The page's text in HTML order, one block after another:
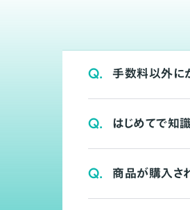
Q. 手数料以外に
Q. はじめてで知
Q. 商品が購入さ